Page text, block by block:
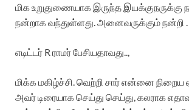
மிக உறுதுணையாக இருந்த இயக்குநருக்கு
நன்றாக வந்துள்ளது. அனைவருக்கும் நன்றி .
எடிட்டர் R ராமர் பேசியதாவது..,
மிக்க மகிழ்ச்சி. வெற்றி சார் என்னை நிறைய
அவர் டிரையாக செய்து செய்து, கலராக